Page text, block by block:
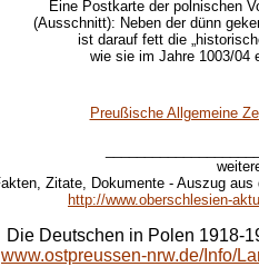
Eine Postkarte der polnischen
(Ausschnitt): Neben der dünn
ist darauf fett die
wie sie im Jahre 1003/04
Preußische Allgemeine
Zitate, Dokumente - Auszug
http://www.oberschlesien-
Die Deutschen in Polen 1918-
www.ostpreussen-nrw.de/Info/